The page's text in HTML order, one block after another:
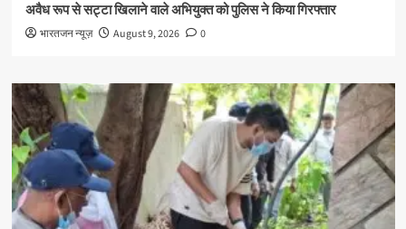
अवैध रूप से सट्टा खिलाने वाले अभियुक्त को पुलिस ने किया गिरफ्तार
भारतजन न्यूज़ August 9, 2026 0